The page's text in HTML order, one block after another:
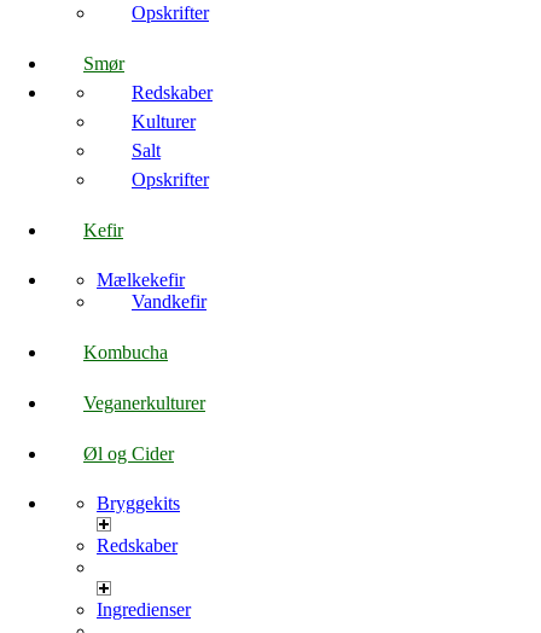
Opskrifter
Smør
Redskaber
Kulturer
Salt
Opskrifter
Kefir
Mælkekefir
Vandkefir
Kombucha
Veganerkulturer
Øl og Cider
Bryggekits
Redskaber
Ingredienser